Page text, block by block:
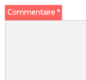
Commentaire *